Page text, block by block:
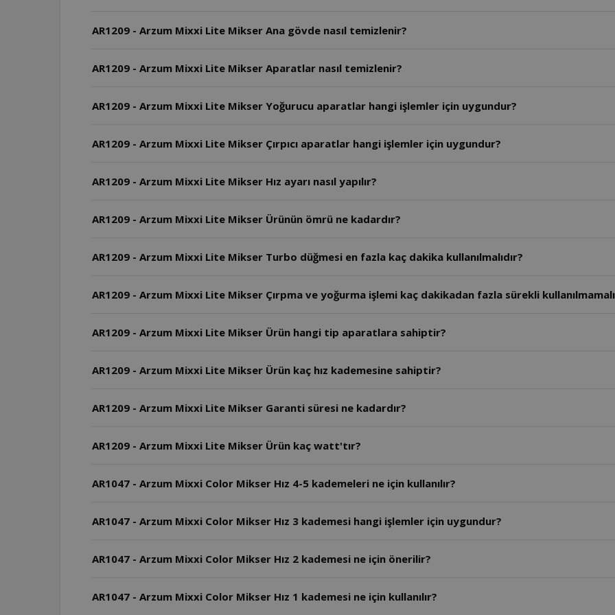
AR1209 - Arzum Mixxi Lite Mikser Ana gövde nasıl temizlenir?
AR1209 - Arzum Mixxi Lite Mikser Aparatlar nasıl temizlenir?
AR1209 - Arzum Mixxi Lite Mikser Yoğurucu aparatlar hangi işlemler için uygundur?
AR1209 - Arzum Mixxi Lite Mikser Çırpıcı aparatlar hangi işlemler için uygundur?
AR1209 - Arzum Mixxi Lite Mikser Hız ayarı nasıl yapılır?
AR1209 - Arzum Mixxi Lite Mikser Ürünün ömrü ne kadardır?
AR1209 - Arzum Mixxi Lite Mikser Turbo düğmesi en fazla kaç dakika kullanılmalıdır?
AR1209 - Arzum Mixxi Lite Mikser Çırpma ve yoğurma işlemi kaç dakikadan fazla sürekli
AR1209 - Arzum Mixxi Lite Mikser Ürün hangi tip aparatlara sahiptir?
AR1209 - Arzum Mixxi Lite Mikser Ürün kaç hız kademesine sahiptir?
AR1209 - Arzum Mixxi Lite Mikser Garanti süresi ne kadardır?
AR1209 - Arzum Mixxi Lite Mikser Ürün kaç watt'tır?
AR1047 - Arzum Mixxi Color Mikser Hız 4-5 kademeleri ne için kullanılır?
AR1047 - Arzum Mixxi Color Mikser Hız 3 kademesi hangi işlemler için uygundur?
AR1047 - Arzum Mixxi Color Mikser Hız 2 kademesi ne için önerilir?
AR1047 - Arzum Mixxi Color Mikser Hız 1 kademesi ne için kullanılır?